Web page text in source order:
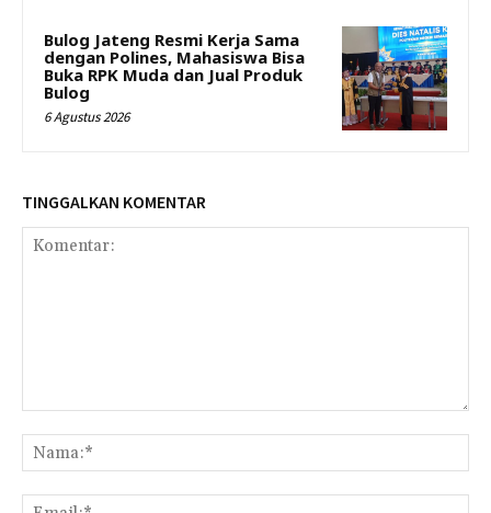
Bulog Jateng Resmi Kerja Sama
dengan Polines, Mahasiswa Bisa
Buka RPK Muda dan Jual Produk
Bulog
6 Agustus 2026
TINGGALKAN KOMENTAR